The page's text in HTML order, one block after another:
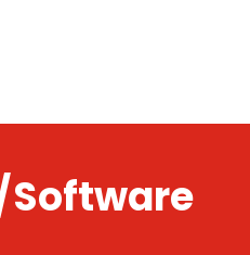
Software